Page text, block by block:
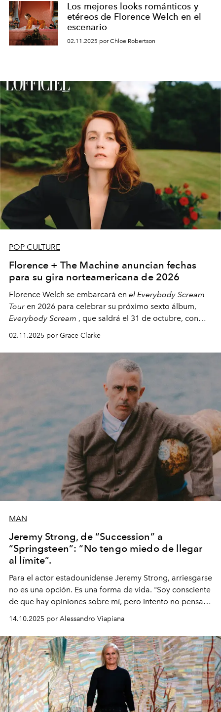
Los mejores looks románticos y
etéreos de Florence Welch en el
escenario
02.11.2025 por Chloe Robertson
POP CULTURE
Florence + The Machine anuncian fechas
para su gira norteamericana de 2026
Florence Welch se embarcará en el Everybody Scream
Tour en 2026 para celebrar su próximo sexto álbum,
Everybody Scream , que saldrá el 31 de octubre, con
fechas en Norteamérica a partir de abril del próximo
02.11.2025 por Grace Clarke
MAN
Jeremy Strong, de “Succession” a
“Springsteen”: “No tengo miedo de llegar
al límite”.
Para el actor estadounidense Jeremy Strong, arriesgarse
no es una opción. Es una forma de vida. "Soy consciente
de que hay opiniones sobre mí, pero intento no pensar
demasiado en cómo me perciben. Creo que es una
pérdida de tiempo", afirma.
14.10.2025 por Alessandro Viapiana